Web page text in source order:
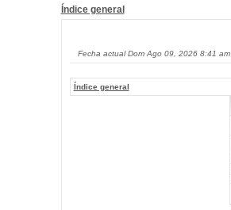
Índice general
Fecha actual Dom Ago 09, 2026 8:41 am
Índice general